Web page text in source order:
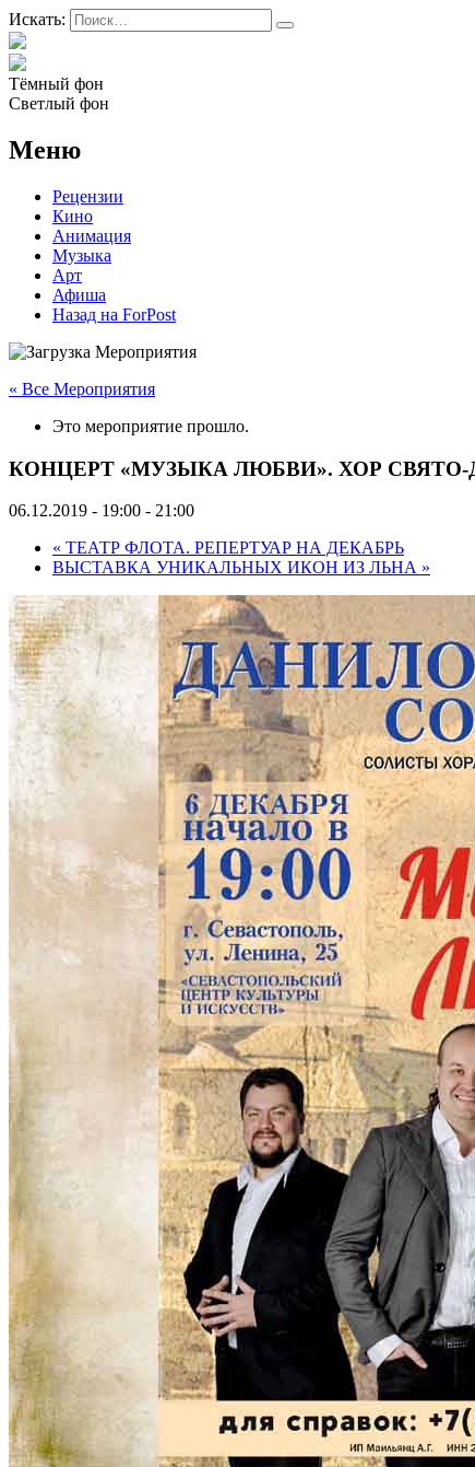
Искать:
Тёмный фон
Светлый фон
Меню
Рецензии
Кино
Анимация
Музыка
Арт
Афиша
Назад на ForPost
« Все Мероприятия
Это мероприятие прошло.
КОНЦЕРТ «МУЗЫКА ЛЮБВИ». ХОР
06.12.2019 - 19:00 - 21:00
« ТЕАТР ФЛОТА. РЕПЕРТУАР НА ДЕКАБРЬ
ВЫСТАВКА УНИКАЛЬНЫХ ИКОН ИЗ ЛЬНА »